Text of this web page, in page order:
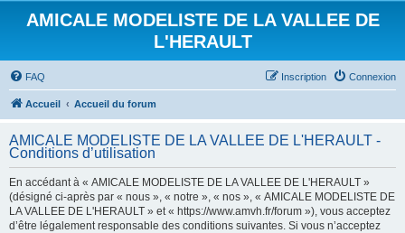
AMICALE MODELISTE DE LA VALLEE DE
L'HERAULT
FAQ Connexion
Inscription
Accueil Accueil du forum
AMICALE MODELISTE DE LA VALLEE DE L'HERAULT -
Conditions d’utilisation
En accédant à « AMICALE MODELISTE DE LA VALLEE DE L'HERAULT »
(désigné ci-après par « nous », « notre », « nos », « AMICALE MODELISTE DE
LA VALLEE DE L'HERAULT » et « https://www.amvh.fr/forum »), vous acceptez
d’être légalement responsable des conditions suivantes. Si vous n’acceptez